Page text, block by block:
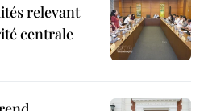
relevant
centrale